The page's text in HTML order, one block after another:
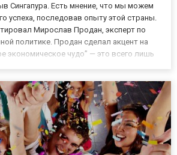
Сингапура. Есть мнение, что мы можем
успеха, последовав опыту этой страны.
Мирослав Продан, эксперт по
политике. Продан сделал акцент на
экономическое чудо” — это всего лишь